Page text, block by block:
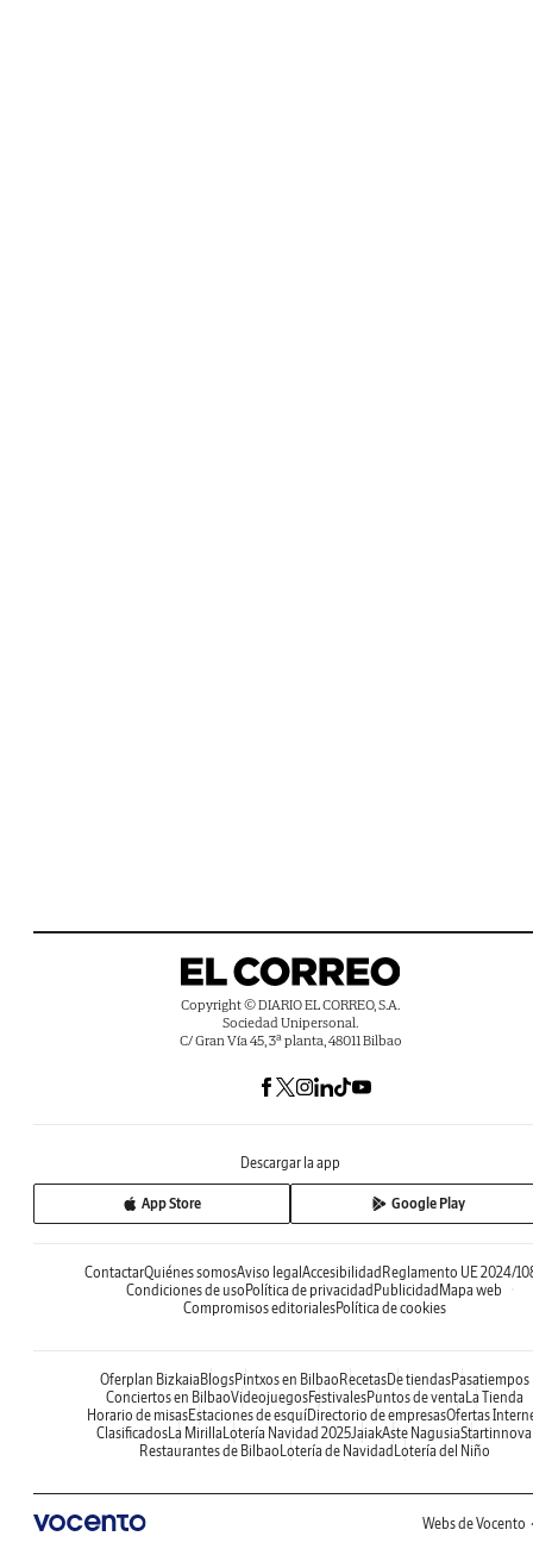
Copyright © DIARIO EL CORREO, S.A.
Sociedad Unipersonal.
C/ Gran Vía 45, 3ª planta, 48011 Bilbao
Descargar la app
App Store Google Play
ContactarQuiénes somosAviso legal Accesibilidad Reglamento UE 2024/
Condiciones de uso Política de privacidad Publicidad Mapa web
Compromisos editorialesPolítica de cookies
Oferplan Bizkaia BlogsPintxos en Bilbao RecetasDe tiendasPasatiempos
Conciertos en BilbaoVideojuegosFestivalesPuntos de venta La Tienda
Horario de misasEstaciones de esquíDirectorio de empresasOfertas
Clasificados La Mirilla Lotería Navidad 2025JaiakAste NagusiaStartinnova
Restaurantes de Bilbao Lotería de Navidad Lotería del Niño
Webs de Vocento